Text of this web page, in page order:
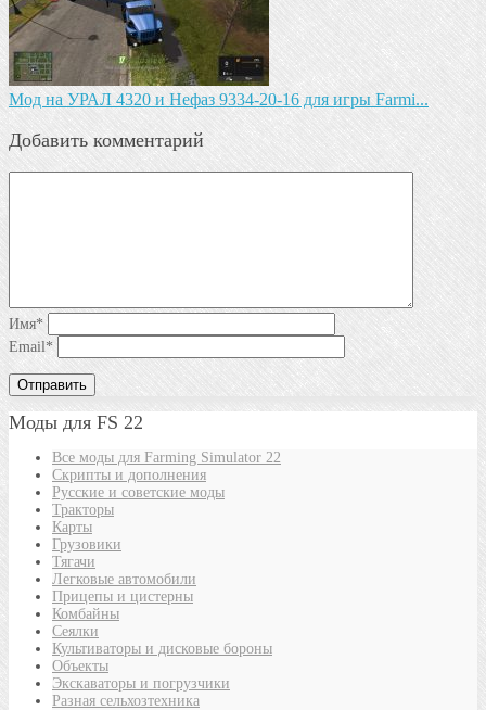
Мод на УРАЛ 4320 и Нефаз 9334-20-16 для игры Farmi...
Добавить комментарий
Имя*
Email*
Моды для FS 22
Все моды для Farming Simulator 22
Скрипты и дополнения
Русские и советские моды
Тракторы
Карты
Грузовики
Тягачи
Легковые автомобили
Прицепы и цистерны
Комбайны
Сеялки
Культиваторы и дисковые бороны
Объекты
Экскаваторы и погрузчики
Разная сельхозтехника